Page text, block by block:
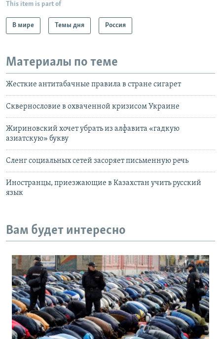
This item is part of
В мире Темы дня Россия
Материалы по теме
Жесткие антитабачные правила в стране сигарет
Сквернословие в охваченной кризисом Украине
Жириновский хочет убрать из алфавита «гадкую
азиатскую» букву
Сленг социальных сетей засоряет письменную речь
Иностранцы, приезжающие в Казахстан учить русский
язык
Вам будет интересно